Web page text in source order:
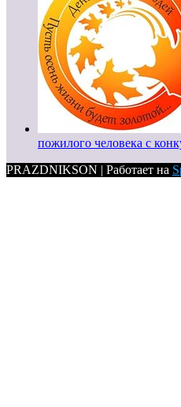
пожилого человека с
PRAZDNIKSON | Работает на